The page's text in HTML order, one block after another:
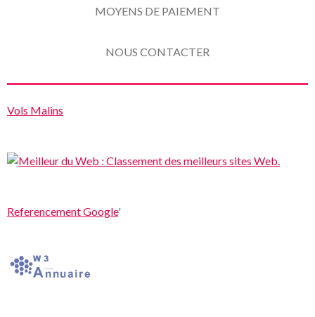
MOYENS DE PAIEMENT
NOUS CONTACTER
Vols Malins
Referencement Google'